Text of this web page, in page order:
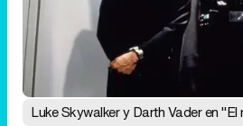
Sobremesa y tarde
Eliminar anuncios